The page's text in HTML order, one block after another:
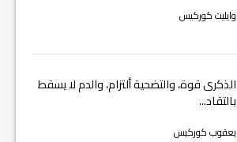
وايليت كوركيس
الذكرى قوة، والتضحية ألتزام، والدم لا يسقط
بالتقاد...
يعقوب كوركيس